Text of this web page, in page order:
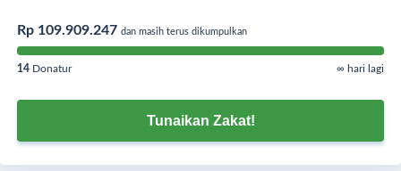
Rp 109.909.247 dan masih terus dikumpulkan
14 Donatur ∞ hari lagi
Tunaikan Zakat!